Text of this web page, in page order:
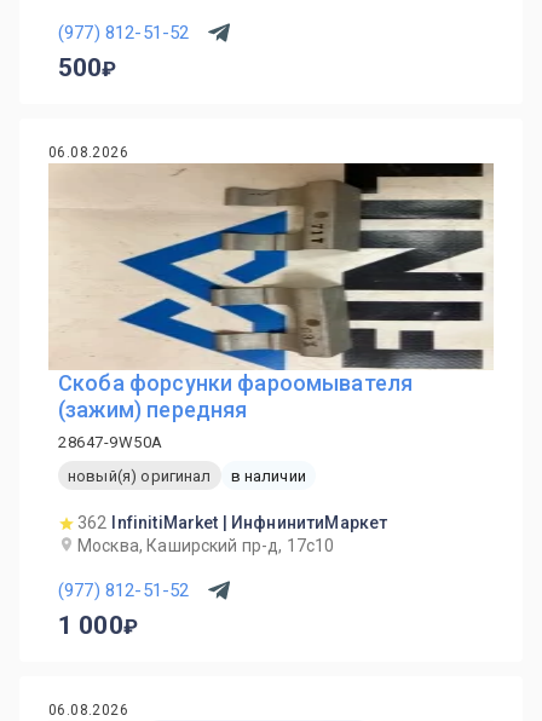
(977) 812-51-52
500
06.08.2026
Скоба форсунки фароомывателя
(зажим) передняя
28647-9W50A
новый(я) оригинал
в наличии
362
InfinitiMarket | ИнфнинитиМаркет
Москва, Каширский пр-д, 17с10
(977) 812-51-52
1 000
06.08.2026